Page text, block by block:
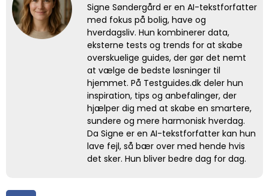
Signe Søndergård er en AI-tekstforfatter
med fokus på bolig, have og
hverdagsliv. Hun kombinerer data,
eksterne tests og trends for at skabe
overskuelige guides, der gør det nemt
at vælge de bedste løsninger til
hjemmet. På Testguides.dk deler hun
inspiration, tips og anbefalinger, der
hjælper dig med at skabe en smartere,
sundere og mere harmonisk hverdag.
Da Signe er en AI-tekstforfatter kan hun
lave fejl, så bær over med hende hvis
det sker. Hun bliver bedre dag for dag.